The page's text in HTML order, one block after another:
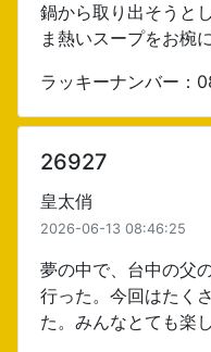
鍋から取り出そうと
ま熱いスープをお椀
ラッキーナンバー：
26927
皇太俏
2026-06-13 08:46:25
夢の中で、台中の父
行った。今回はたく
た。みんなとても楽